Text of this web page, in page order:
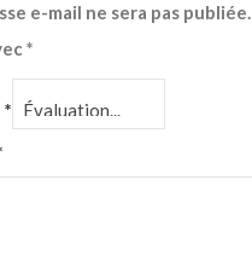
e-mail ne sera pas publiée.
*
*